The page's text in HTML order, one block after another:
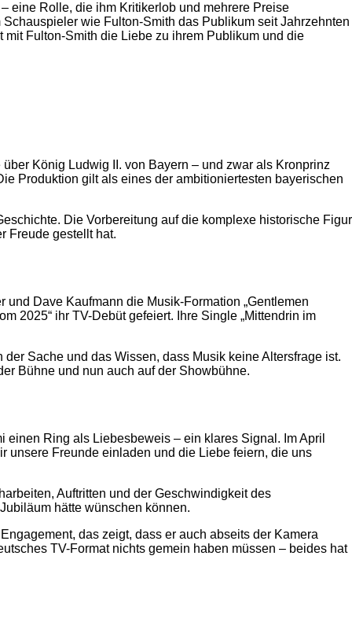
eine Rolle, die ihm Kritikerlob und mehrere Preise
Schauspieler wie Fulton-Smith das Publikum seit Jahrzehnten
mit Fulton-Smith die Liebe zu ihrem Publikum und die
König Ludwig II. von Bayern – und zwar als Kronprinz
Produktion gilt als eines der ambitioniertesten bayerischen
Die Vorbereitung auf die komplexe historische Figur
Freude gestellt hat.
Dave Kaufmann die Musik-Formation „Gentlemen
2025“ ihr TV-Debüt gefeiert. Ihre Single „Mittendrin im
Sache und das Wissen, dass Musik keine Altersfrage ist.
Bühne und nun auch auf der Showbühne.
Ring als Liebesbeweis – ein klares Signal. Im April
unsere Freunde einladen und die Liebe feiern, die uns
Auftritten und der Geschwindigkeit des
hätte wünschen können.
das zeigt, dass er auch abseits der Kamera
TV-Format nichts gemein haben müssen – beides hat